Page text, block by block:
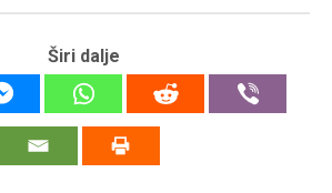
Širi dalje